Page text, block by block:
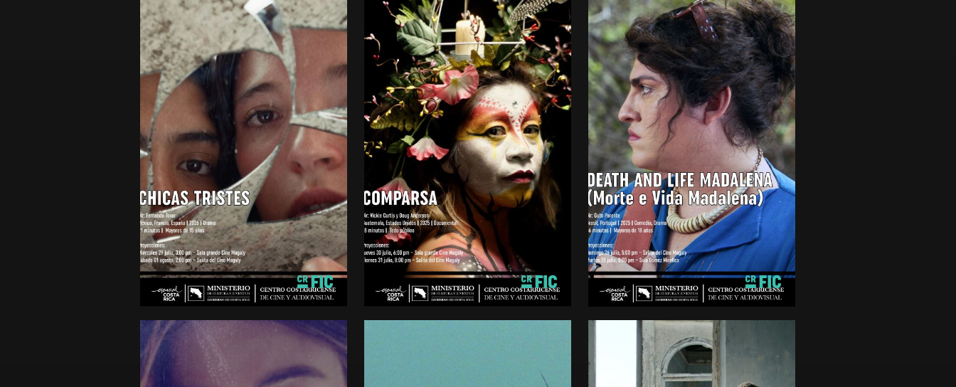
CHICAS TRISTES
Drama
México
2025
Mayores de 15 años
COMPARSA
Drama
Guatemala
Mayores de 15 años
DEATH AND LIFE
MADALENA (MORTE E VIDA
MADALENA)
Comedia, Drama, Misterio
Brasil
2025
Mayores de 15 años